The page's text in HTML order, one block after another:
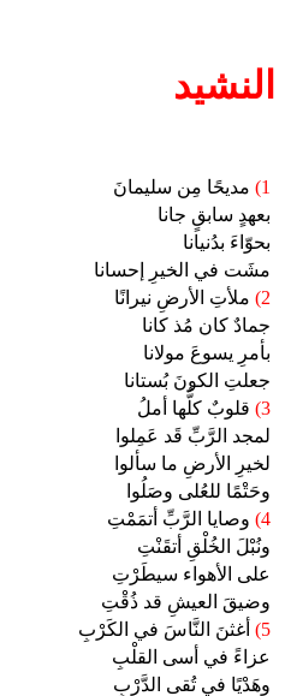
النشيد
1)
مديحًا مِن سليمانَ
بعهدٍ سابقٍ جانا
بحوّاءَ بدُنيانا
مشَت في الخيرِ إحسانا
2)
ملأتِ الأرضِ نيرانًا
جمادٌ كان مُذ كانا
بأمرِ يسوعَ مولانا
جعلتِ الكونَ بُستانا
3) قلوبٌ كلُّها أملُ
لمجد الرَّبِّ قَد عَمِلوا
لخيرِ الأرضِ ما سألوا
وحَتْمًا للعُلى وصَلُوا
4) وصايا الرَّبِّ أتمَمْتِ
ونُبْلَ الخُلْقِ أتقَنْتِ
على الأهواء سيطَرْتِ
وضيقَ العيشِ قد ذُقْتِ
5)
أغثنَ النَّاسَ في الكَرْبِ
عزاءً في أسى القلْبِ
وهَدْيًا في تُقى الدَّرْبِ